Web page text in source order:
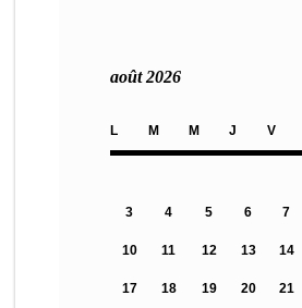
août 2026
L M M J V
3 4 5 6 7
10 11 12 13 14
17 18 19 20 21